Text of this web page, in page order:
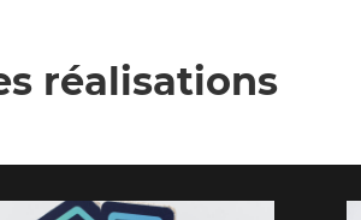
réalisations